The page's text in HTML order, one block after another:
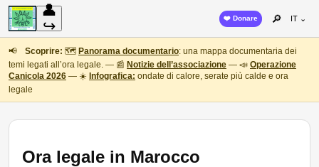
👤
↪
❤️ Donare 🔎 IT ⌄
📢 Scoprire: 🗺️ Panorama documentario: una mappa documentaria dei
temi legati all’ora legale. — 📰 Notizie dell’associazione — 📣 Operazione
Canicola 2026 — ☀️ Infografica: ondate di calore, serate più calde e ora
legale
Ora legale in Marocco